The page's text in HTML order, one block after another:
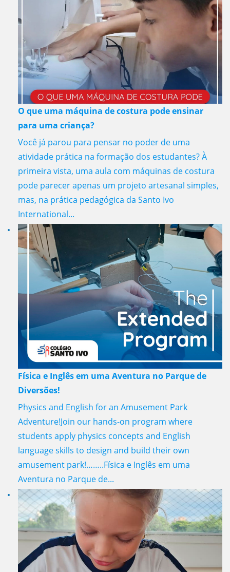
O que uma máquina de costura pode ensinar
para uma criança?
Você já parou para pensar no poder de uma
atividade prática na formação dos estudantes? À
primeira vista, uma aula com máquinas de costura
pode parecer apenas um projeto artesanal simples,
mas, na prática pedagógica da Santo Ivo
International...
Física e Inglês em uma Aventura no Parque de
Diversões!
Physics and English for an Amusement Park
Adventure!Join our hands-on program where
students apply physics concepts and English
language skills to design and build their own
amusement park!……..Física e Inglês em uma
Aventura no Parque de...